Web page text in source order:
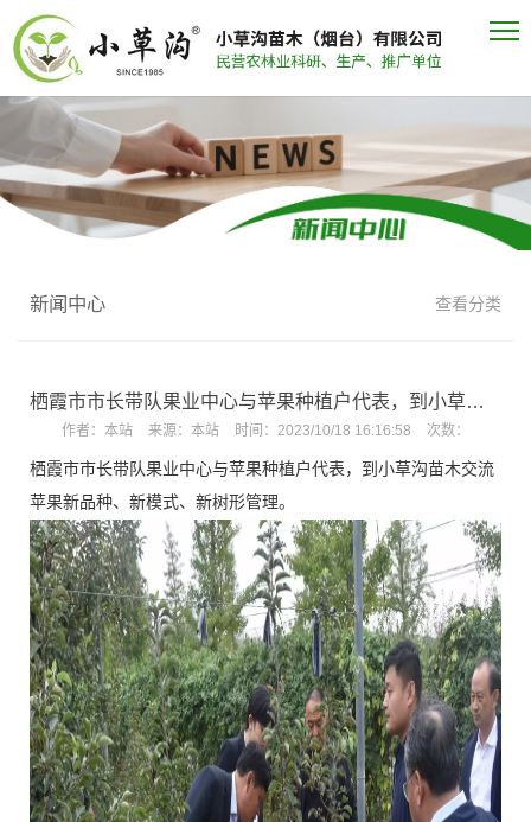
新闻中心 查看分类
栖霞市市长带队果业中心与苹果种植户代表，到小草沟苗木交流苹果新品种、新模式、新树形管理
作者： 本站 来源： 本站 时间： 2023/10/18 16:16:58 次数：
栖霞市市长带队果业中心与苹果种植户代表，到小草沟苗木交流
苹果新品种、新模式、新树形管理。